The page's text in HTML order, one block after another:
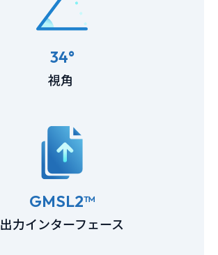
34°
視角
GMSL2™
出力インターフェース